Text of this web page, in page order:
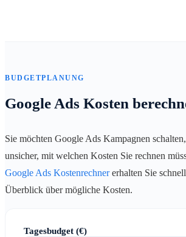
BUDGETPLANUNG
Google Ads Kosten
Sie möchten Google Ads Kampagnen
unsicher, mit welchen Kosten Sie rechnen
Google Ads Kostenrechnererhalten Sie
Überblick über mögliche Kosten.
Tagesbudget (€)